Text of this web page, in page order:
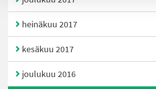
heinäkuu 2017
kesäkuu 2017
joulukuu 2016